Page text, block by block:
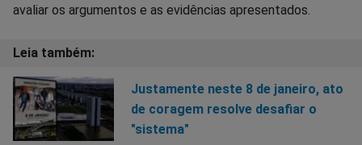
avaliar os argumentos e as evidências apresentados.
Justamente neste 8 de janeiro, ato
de coragem resolve desafiar o
"sistema"